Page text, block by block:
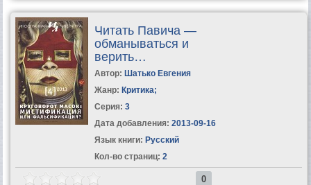
Читать Павича —
обманываться и
верить…
Автор: Шатько Евгения
Жанр: Критика;
Серия: 3
Дата добавления: 2013-09-16
Язык книги: Русский
Кол-во страниц: 2
0